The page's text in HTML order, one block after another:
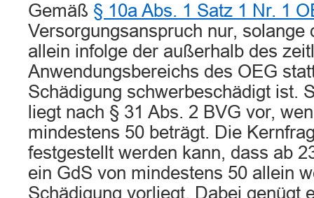
Gemäß § 10a Abs. 1 Satz 1 Nr. 1
Versorgungsanspruch nur, solange
allein infolge der außerhalb des
Anwendungsbereichs des OEG
Schädigung schwerbeschädigt ist.
liegt nach § 31 Abs. 2 BVG vor,
mindestens 50 beträgt. Die
festgestellt werden kann, dass ab
ein GdS von mindestens 50 allein
Schädigung vorliegt. Dabei genügt